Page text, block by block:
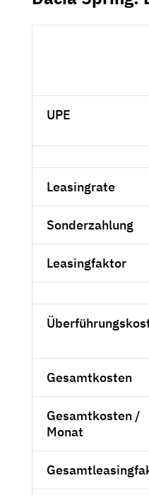
UPE
Leasingrate
Sonderzahlung
Leasingfaktor
Gesamtkosten
Gesamtkosten /
Monat